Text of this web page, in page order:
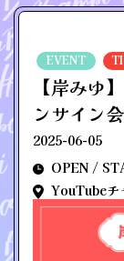
EVENT
【岸みゆ
ンサイン会
2025-06-05
OPEN /
YouTubeチ